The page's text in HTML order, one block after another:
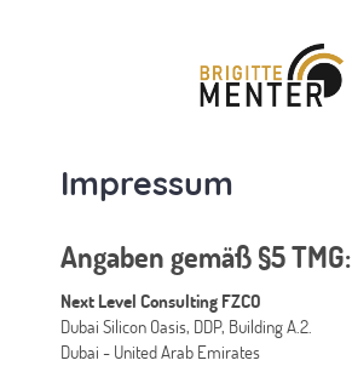
Impressum
Angaben gemäß §5 TMG:
Next Level Consulting FZCO
Dubai Silicon Oasis, DDP, Building A.2.
Dubai - United Arab Emirates